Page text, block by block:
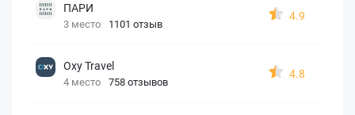
ПАРИ
3 место 1101 отзыв
4.9
Oxy Travel
4 место 758 отзывов
4.8